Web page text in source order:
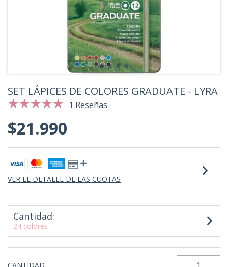
SET LÁPICES DE COLORES GRADUATE - LYRA
1 Reseñas
$21.990
VER EL DETALLE DE LAS CUOTAS
Cantidad:
24 colores